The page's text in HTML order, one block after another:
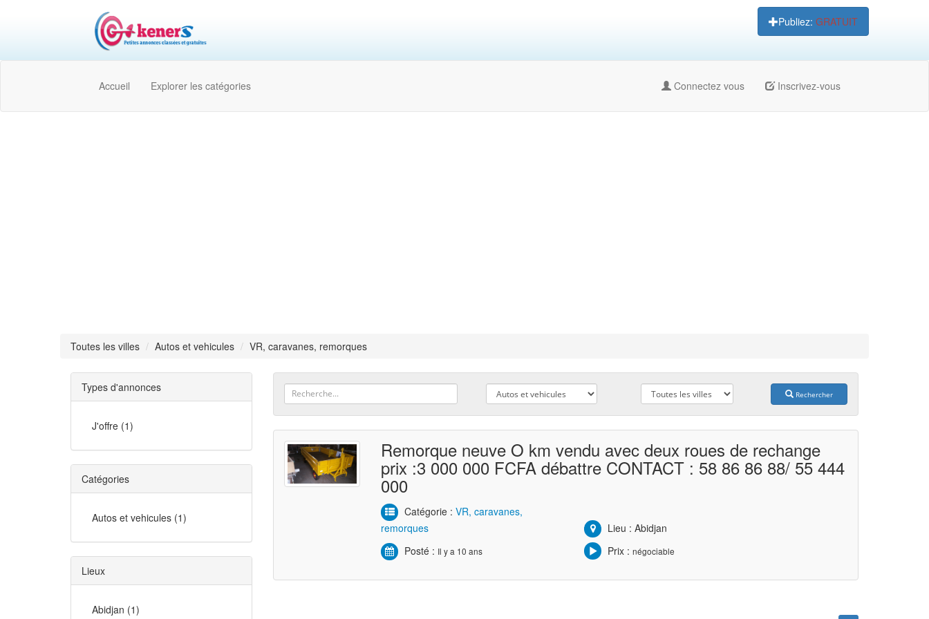
Publiez: GRATUIT
Accueil Explorer les catégories Connectez vous Inscrivez-vous
Toutes les villes Autos et vehicules VR, caravanes, remorques
Types d'annonces
J'offre (1)
Catégories
Autos et vehicules (1)
Lieux
Abidjan (1)
Rechercher
Remorque neuve O km vendu avec deux roues de rechange
prix :3 000 000 FCFA débattre CONTACT : 58 86 86 88/ 55 444
000
Catégorie :VR, caravanes,
remorques
Lieu : Abidjan
Posté : Il y a 10 ans Prix :négociable